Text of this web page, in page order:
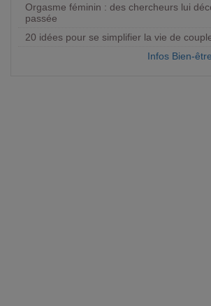
Orgasme féminin : des chercheurs lui
passée
20 idées pour se simplifier la vie de
Infos Bien-être